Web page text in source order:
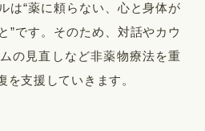
は“薬に頼らない、心と身体が
”です。そのため、対話やカウ
の見直しなど非薬物療法を重
を支援していきます。